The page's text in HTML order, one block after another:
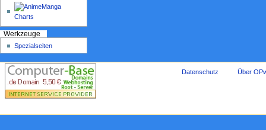
Werkzeuge
Spezialseiten
Datenschutz Über